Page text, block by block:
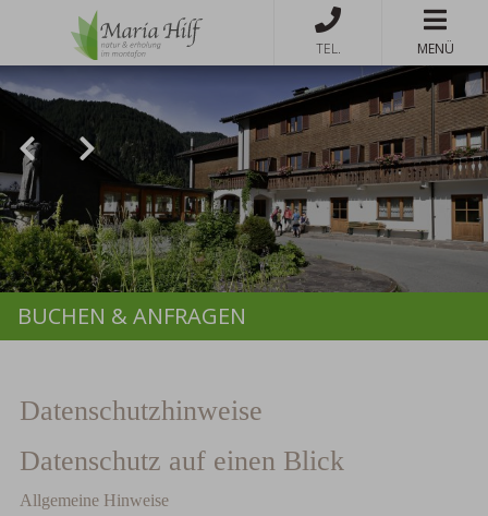
MENÜ
BUCHEN & ANFRAGEN
Datenschutz­hinweise
Datenschutz auf einen Blick
Allgemeine Hinweise